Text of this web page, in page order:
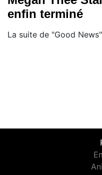
enfin terminé
La suite de "Good